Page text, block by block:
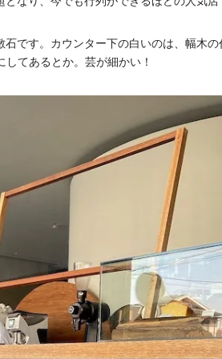
です。カウンター下の白いのは、幅木の
てあるとか。芸が細かい！